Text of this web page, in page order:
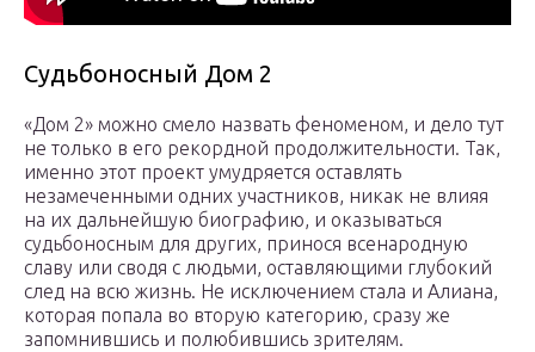
Судьбоносный Дом 2
«Дом 2» можно смело назвать феноменом, и дело тут
не только в его рекордной продолжительности. Так,
именно этот проект умудряется оставлять
незамеченными одних участников, никак не влияя
на их дальнейшую биографию, и оказываться
судьбоносным для других, принося всенародную
славу или сводя с людьми, оставляющими глубокий
след на всю жизнь. Не исключением стала и Алиана,
которая попала во вторую категорию, сразу же
запомнившись и полюбившись зрителям.